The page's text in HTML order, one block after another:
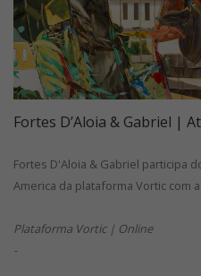
Fortes D’Aloia & Gabriel |
Fortes D'Aloia & Gabriel participa
America da plataforma Vortic com
Plataforma Vortic | Online
-